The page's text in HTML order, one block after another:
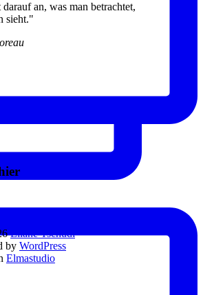
an, was man betrachtet,
sieht."
Eliane Tschudi
by WordPress
Elmastudio